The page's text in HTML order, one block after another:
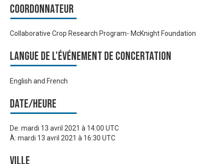
Coordonnateur
Collaborative Crop Research Program- McKnight Foundation
Langue de l'événement de Concertation
English and French
Date/heure
De: mardi 13 avril 2021 à 14:00 UTC
À: mardi 13 avril 2021 à 16:30 UTC
Ville